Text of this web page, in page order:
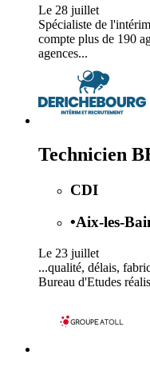
Le 28 juillet
Spécialiste de
compte plus de 190
agences...
Technicien
CDI
•Aix-les-
Le 23 juillet
...qualité, délais,
Bureau d'Etudes